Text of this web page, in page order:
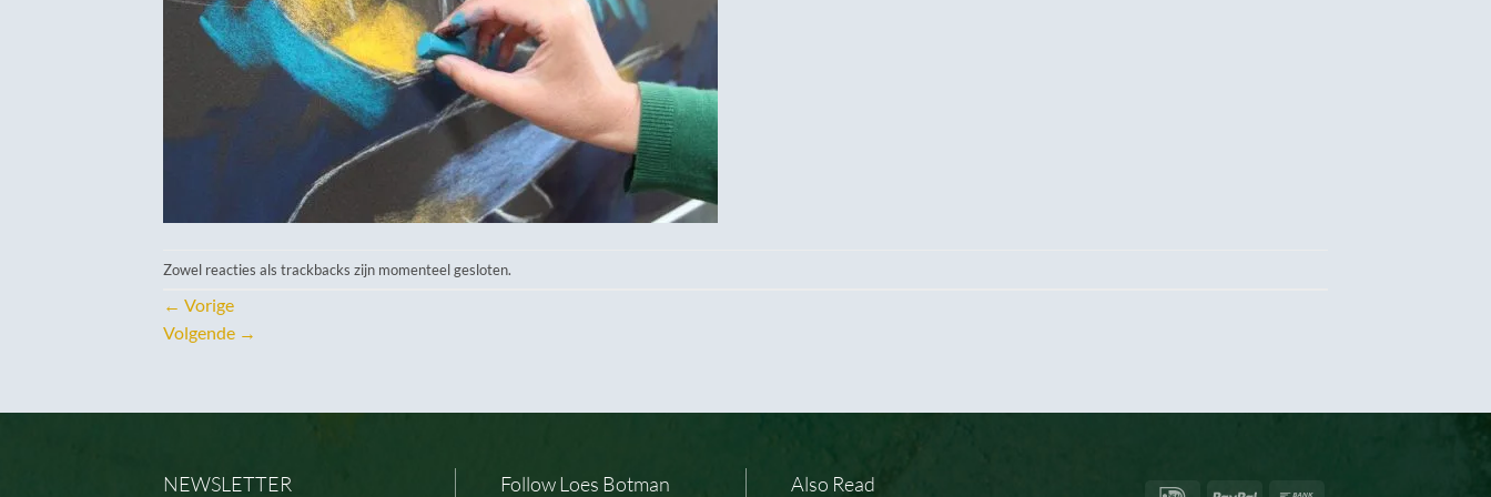
Zowel reacties als trackbacks zijn momenteel gesloten.
← Vorige
Volgende →
NEWSLETTER Follow Loes Botman Also Read